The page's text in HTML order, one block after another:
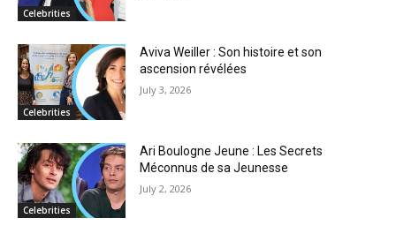
Celebrities
Celebrities
Aviva Weiller : Son histoire et son
ascension révélées
July 3, 2026
Celebrities
Ari Boulogne Jeune : Les Secrets
Méconnus de sa Jeunesse
July 2, 2026